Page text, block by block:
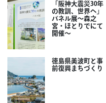
「阪神大震災30年
の教訓、世界へ」
パネル展～森之
宮・ほとりでにて
開催～
徳島県美波町と事
前復興まちづくり